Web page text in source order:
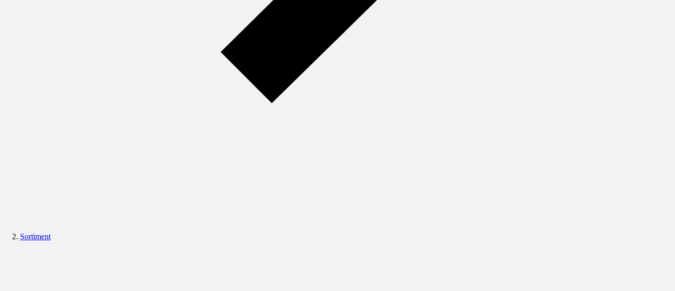
Sortiment